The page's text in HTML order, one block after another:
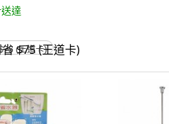
達
(王道卡)